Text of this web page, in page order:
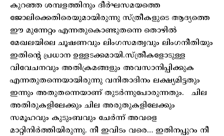
കുറഞ്ഞ ശമ്പളത്തിനും ദീർഘസമയത്തെ
ജോലിക്കെതിരെയുമായിരുന്നു സ്ത്രീകളുടെ ആദ്യത്തെ
ഈ മുന്നേറ്റം എന്നതുകൊണ്ടുതന്നെ തൊഴിൽ
മേഖലയിലെ ചൂഷണവും ലിംഗസമത്വവും ലിംഗനീതിയും
ഇതിന്റെ പ്രധാന ഉള്ളടക്കമായി.സ്ത്രീകളോടുള്ള
വിവേചനവും അതിക്രമങ്ങളും അവസാനിപ്പിക്കുക
എന്നതുതന്നെയായിരുന്നു വനിതാദിനം ലക്ഷ്യമിട്ടതും
ഇന്നും അതുതന്നെയാണ് തുടർന്നുപോരുന്നതും. ചില
അതിരുകളിലേക്കും ചില അരുതുകളിലേക്കും
സമൂഹവും കുടുംബവും ചേർന്ന് അവളെ
മാറ്റിനിർത്തിയിരുന്നു. നീ ഇവിടം വരെ… ഇതിനപ്പുറം നീ